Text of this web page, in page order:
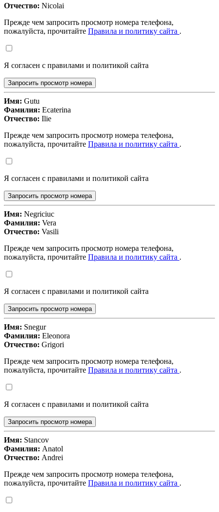
Отчество: Nicolai
Прежде чем запросить просмотр номера телефона,
пожалуйста, прочитайте Правила и политику сайта .
Я согласен с правилами и политикой сайта
Запросить просмотр номера
Имя: Gutu
Фамилия: Ecaterina
Отчество: Ilie
Прежде чем запросить просмотр номера телефона,
пожалуйста, прочитайте Правила и политику сайта .
Я согласен с правилами и политикой сайта
Запросить просмотр номера
Имя: Negriciuc
Фамилия: Vera
Отчество: Vasili
Прежде чем запросить просмотр номера телефона,
пожалуйста, прочитайте Правила и политику сайта .
Я согласен с правилами и политикой сайта
Запросить просмотр номера
Имя: Snegur
Фамилия: Eleonora
Отчество: Grigori
Прежде чем запросить просмотр номера телефона,
пожалуйста, прочитайте Правила и политику сайта .
Я согласен с правилами и политикой сайта
Запросить просмотр номера
Имя: Stancov
Фамилия: Anatol
Отчество: Andrei
Прежде чем запросить просмотр номера телефона,
пожалуйста, прочитайте Правила и политику сайта .